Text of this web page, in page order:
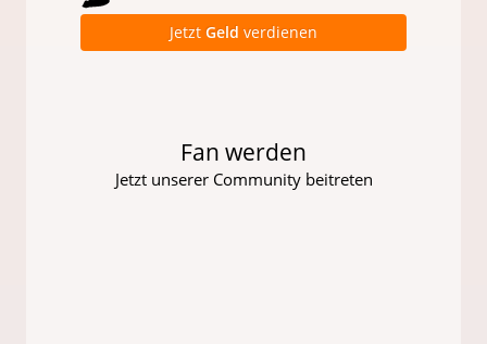
Jetzt Geld verdienen
Fan werden
Jetzt unserer Community beitreten